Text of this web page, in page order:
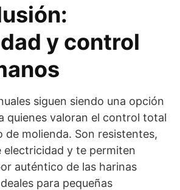
y control
siguen siendo una opción
quienes valoran el control total
de molienda. Son resistentes,
electricidad y te permiten
auténtico de las harinas
para pequeñas